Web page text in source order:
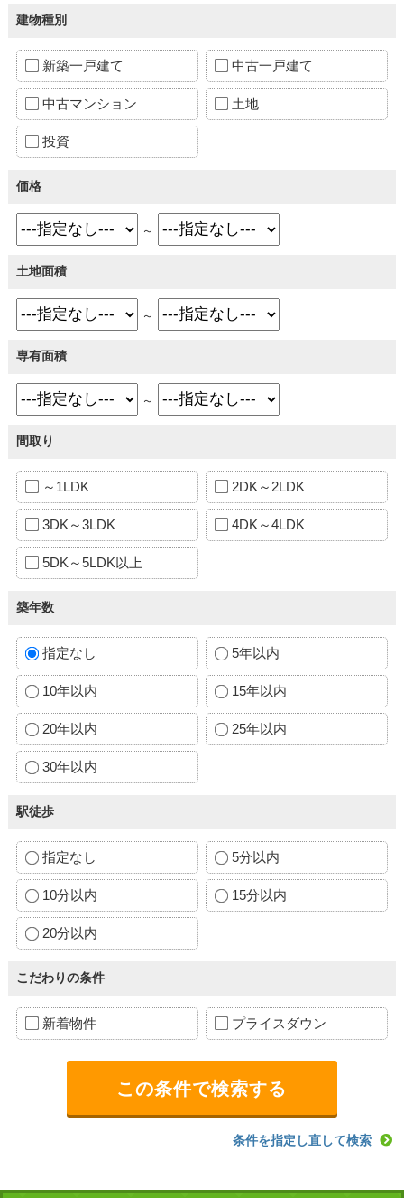
建物種別
新築一戸建て 中古一戸建て
中古マンション 土地
投資
価格
～
土地面積
～
専有面積
～
間取り
～1LDK 2DK～2LDK
3DK～3LDK 4DK～4LDK
5DK～5LDK以上
築年数
指定なし 5年以内
10年以内 15年以内
20年以内 25年以内
30年以内
駅徒歩
指定なし 5分以内
10分以内 15分以内
20分以内
こだわりの条件
新着物件 プライスダウン
条件を指定し直して検索